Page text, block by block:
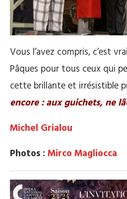
Vous l’avez compris, c’est
Pâques pour tous ceux qui
cette brillante et irrésistible
encore : aux guichets, ne
Michel Grialou
Photos : Mirco Magliocca